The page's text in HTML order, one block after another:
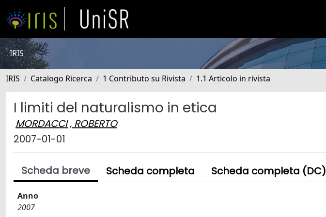
IRIS
IRIS Catalogo Ricerca 1 Contributo su Rivista 1.1 Articolo in rivista
I limiti del naturalismo in etica
MORDACCI , ROBERTO
2007-01-01
Scheda breve Scheda completa Scheda completa (DC)
Anno
2007